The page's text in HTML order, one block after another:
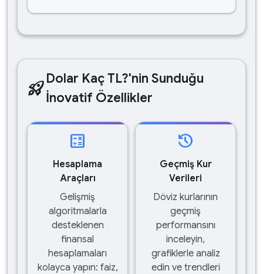
rocket_launchDolar Kaç TL?'nin Sunduğu
İnovatif Özellikler
calculate
Hesaplama
Araçları
Gelişmiş
algoritmalarla
desteklenen
finansal
hesaplamaları
kolayca yapın: faiz,
history
Geçmiş Kur
Verileri
Döviz kurlarının
geçmiş
performansını
inceleyin,
grafiklerle analiz
edin ve trendleri